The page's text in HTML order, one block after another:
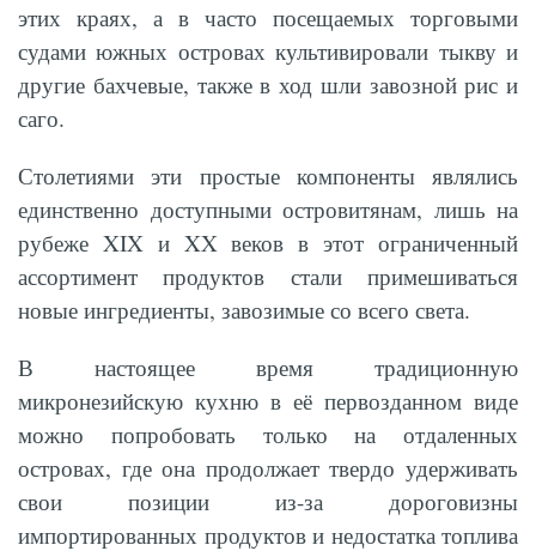
этих краях, а в часто посещаемых торговыми
судами южных островах культивировали тыкву и
другие бахчевые, также в ход шли завозной рис и
саго.
Столетиями эти простые компоненты являлись
единственно доступными островитянам, лишь на
рубеже XIX и XX веков в этот ограниченный
ассортимент продуктов стали примешиваться
новые ингредиенты, завозимые со всего света.
В настоящее время традиционную
микронезийскую кухню в её первозданном виде
можно попробовать только на отдаленных
островах, где она продолжает твердо удерживать
свои позиции из-за дороговизны
импортированных продуктов и недостатка топлива